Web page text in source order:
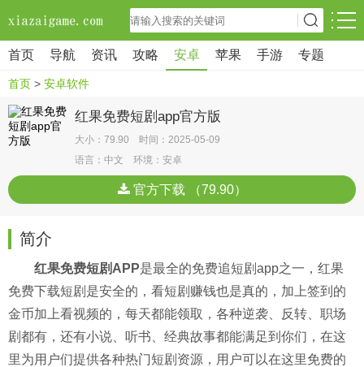
首页 导航 资讯 攻略 安卓 苹果 手游 专题
首页 > 安卓软件
红果免费短剧app官方版
大小：79.90 时间：2025-05-09
语言：中文 环境：安卓
官方下载 （79.90）
简介
红果免费短剧APP是最全的免费追短剧app之一，红果
免费下载短剧是安全的，看短剧赚钱也是真的，加上签到的
金币加上看视频的，每天都能领取，各种逆袭、反转、职场
剧都有，还有小说、听书、经典故事都能满足到你们，在这
里为用户们提供各种热门短剧资源，用户可以在这里免费的